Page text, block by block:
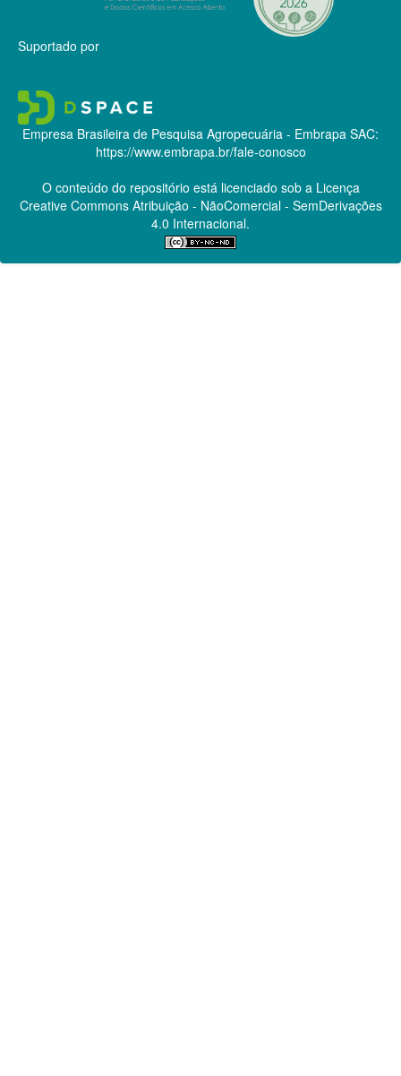
Suportado por
Empresa Brasileira de Pesquisa Agropecuária - Embrapa SAC:
https://www.embrapa.br/fale-conosco
O conteúdo do repositório está licenciado sob a Licença
Creative CommonsAtribuição - NãoComercial - SemDerivações
4.0 Internacional.